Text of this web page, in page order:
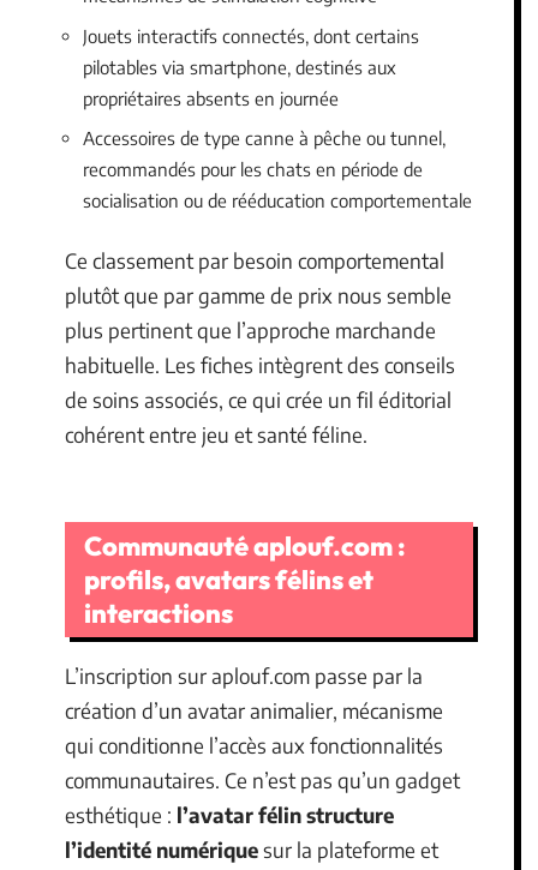
Jouets interactifs connectés, dont certains
pilotables via smartphone, destinés aux
propriétaires absents en journée
Accessoires de type canne à pêche ou tunnel,
recommandés pour les chats en période de
socialisation ou de rééducation comportementale
Ce classement par besoin comportemental
plutôt que par gamme de prix nous semble
plus pertinent que l’approche marchande
habituelle. Les fiches intègrent des conseils
de soins associés, ce qui crée un fil éditorial
cohérent entre jeu et santé féline.
Communauté aplouf.com :
profils, avatars félins et
interactions
L’inscription sur aplouf.com passe par la
création d’un avatar animalier, mécanisme
qui conditionne l’accès aux fonctionnalités
communautaires. Ce n’est pas qu’un gadget
esthétique : l’avatar félin structure
l’identité numériquesur la plateforme et